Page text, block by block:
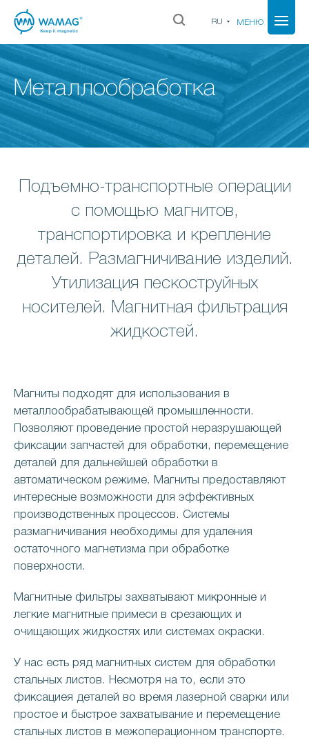
RU МЕНЮ
Металлообработка
Подъемно-транспортные операции
с помощью магнитов,
транспортировка и крепление
деталей. Размагничивание изделий.
Утилизация пескоструйных
носителей. Магнитная фильтрация
жидкостей.
Магниты подходят для использования в
металлообрабатывающей промышленности.
Позволяют проведение простой неразрушающей
фиксации запчастей для обработки, перемещение
деталей для дальнейшей обработки в
автоматическом режиме. Магниты предоставляют
интересные возможности для эффективных
производственных процессов. Системы
размагничивания необходимы для удаления
остаточного магнетизма при обработке
поверхности.
Магнитные фильтры захватывают микронные и
легкие магнитные примеси в срезающих и
очищающих жидкостях или системах окраски.
У нас есть ряд магнитных систем для обработки
стальных листов. Несмотря на то, если это
фиксациея деталей во время лазерной сварки или
простое и быстрое захватывание и перемещение
стальных листов в межоперационном транспорте.